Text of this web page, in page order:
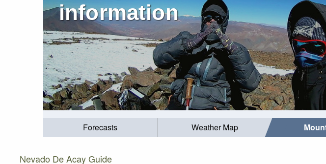
information
Forecasts Weather Map
Nevado De Acay Guide